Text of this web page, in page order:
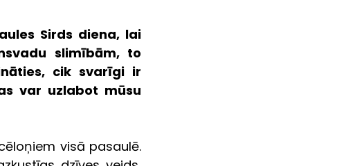
Sirds diena, lai
slimībām, to
cik svarīgi ir
var uzlabot mūsu
visā pasaulē.